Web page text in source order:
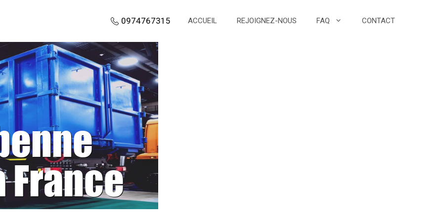
0974767315 ACCUEIL REJOIGNEZ-NOUS FAQ CONTACT
France